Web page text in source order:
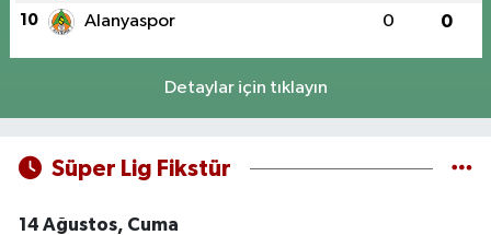
10 Alanyaspor 0 0
Detaylar için tıklayın
Süper Lig Fikstür
14 Ağustos, Cuma